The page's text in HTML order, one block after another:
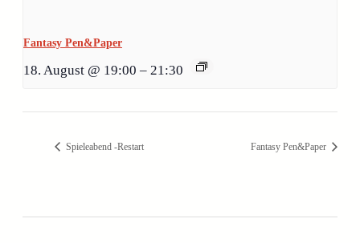
Fantasy Pen&Paper
18. August @ 19:00 – 21:30
Spieleabend -Restart Fantasy Pen&Paper